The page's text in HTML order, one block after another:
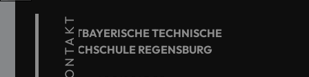
KONTAKT
OSTBAYERISCHE TECHNISCHE
HOCHSCHULE REGENSBURG